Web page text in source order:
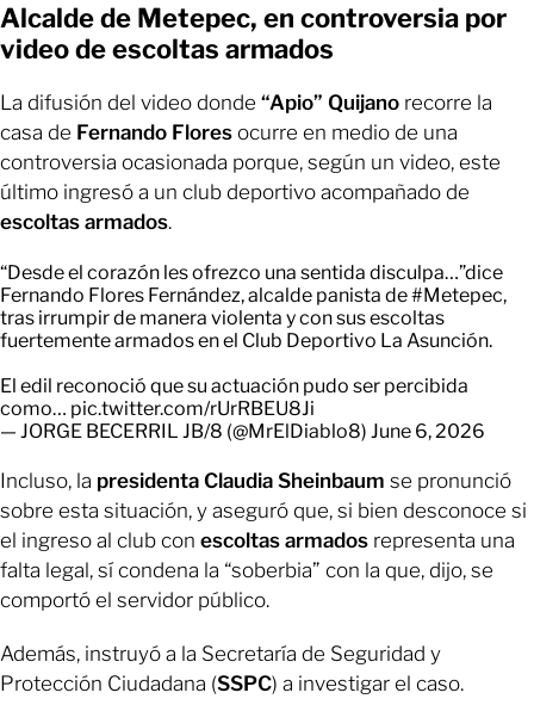
Alcalde de Metepec, en controversia por
video de escoltas armados
La difusión del video donde “Apio” Quijano recorre la
casa de Fernando Flores ocurre en medio de una
controversia ocasionada porque, según un video, este
último ingresó a un club deportivo acompañado de
escoltas armados.
“Desde el corazón les ofrezco una sentida disculpa…”dice
Fernando Flores Fernández, alcalde panista de#Metepec,
tras irrumpir de manera violenta y con sus escoltas
fuertemente armados en el Club Deportivo La Asunción.
El edil reconoció que su actuación pudo ser percibida
como… pic.twitter.com/rUrRBEU8Ji
— JORGE BECERRIL JB/8 (@MrElDiablo8) June 6, 2026
Incluso, la presidenta Claudia Sheinbaum se pronunció
sobre esta situación, y aseguró que, si bien desconoce si
el ingreso al club con escoltas armados representa una
falta legal, sí condena la “soberbia” con la que, dijo, se
comportó el servidor público.
Además, instruyó a la Secretaría de Seguridad y
Protección Ciudadana (SSPC) a investigar el caso.